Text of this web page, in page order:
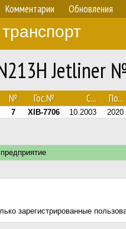
Комментарии Обновления
Jetliner
№ Гос.№ С... По...
7 XIB-7706 10.2003 2020
зарегистрированные